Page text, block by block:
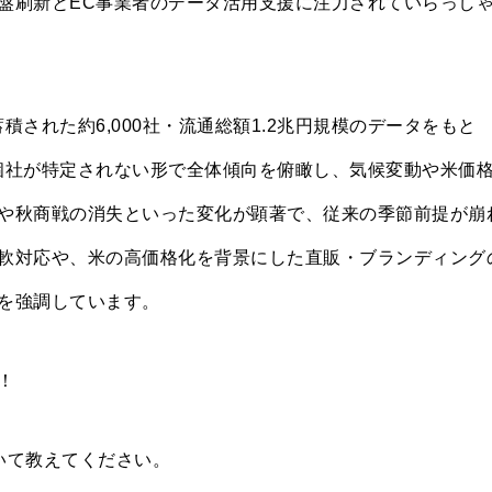
された約6,000社・流通総額1.2兆円規模のデータをもと
が特定されない形で全体傾向を俯瞰し、気候変動や米価格
秋商戦の消失といった変化が顕著で、従来の季節前提が崩
対応や、米の高価格化を背景にした直販・ブランディング
強調しています。
教えてください。